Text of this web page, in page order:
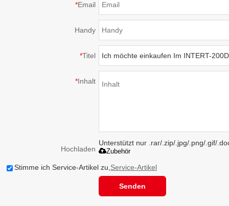
*Email
Handy
*Titel
*Inhalt
Hochladen
Unterstützt nur .rar/.zip/.jpg/.png/.gif/
Zubehör
Stimme ich Service-Artikel zu,Service-Artikel
Senden